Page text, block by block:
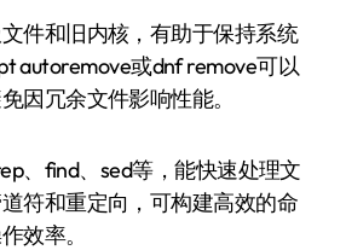
件和旧内核，有助于保持系统
autoremove或dnf remove可以
因冗余文件影响性能。
、find、sed等，能快速处理文
符和重定向，可构建高效的命
效率。